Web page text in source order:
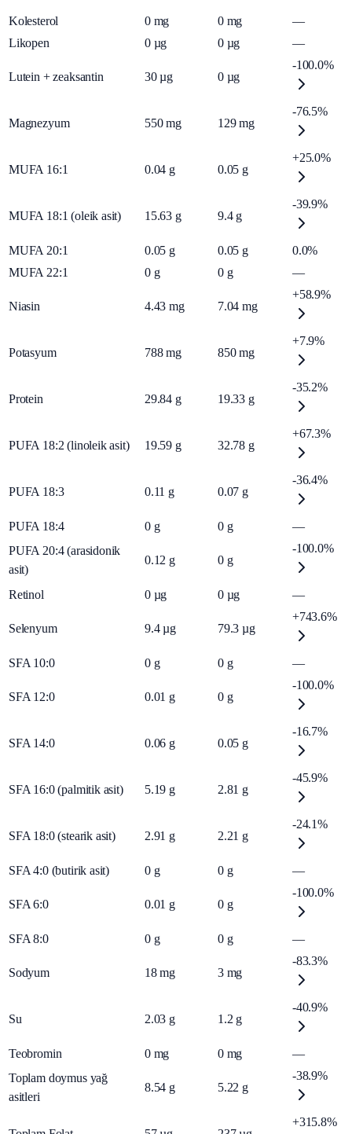
Kolesterol 0 mg 0 mg
—
Likopen
0 µg 0 µg —
Lutein + zeaksantin 30 µg 0 µg
-100.0%
Magnezyum 550 mg 129 mg
-76.5%
MUFA 16:1 0.04 g 0.05 g
+25.0%
MUFA 18:1 (oleik asit) 15.63 g 9.4 g
-39.9%
MUFA 20:1 0.05 g 0.05 g
0.0%
MUFA 22:1
0 g 0 g —
Niasin 4.43 mg 7.04 mg
+58.9%
Potasyum 788 mg 850 mg
+7.9%
Protein 29.84 g 19.33 g
-35.2%
PUFA 18:2 (linoleik asit) 19.59 g 32.78 g
+67.3%
PUFA 18:3 0.11 g 0.07 g
-36.4%
PUFA 18:4 0 g 0 g
—
PUFA 20:4 (arasidonik
asit)
0.12 g 0 g
-100.0%
Retinol 0 µg 0 µg —
Selenyum 9.4 µg 79.3 µg
+743.6%
SFA 10:0 0 g 0 g —
SFA 12:0 0.01 g 0 g
-100.0%
SFA 14:0 0.06 g 0.05 g
-16.7%
SFA 16:0 (palmitik asit) 5.19 g 2.81 g
-45.9%
SFA 18:0 (stearik asit) 2.91 g 2.21 g
-24.1%
SFA 4:0 (butirik asit) 0 g 0 g —
SFA 6:0 0.01 g 0 g
-100.0%
SFA 8:0 0 g 0 g —
Sodyum 18 mg 3 mg
-83.3%
Su 2.03 g 1.2 g
-40.9%
Teobromin 0 mg 0 mg
—
Toplam doymus yağ
asitleri
8.54 g 5.22 g
-38.9%
+315.8%